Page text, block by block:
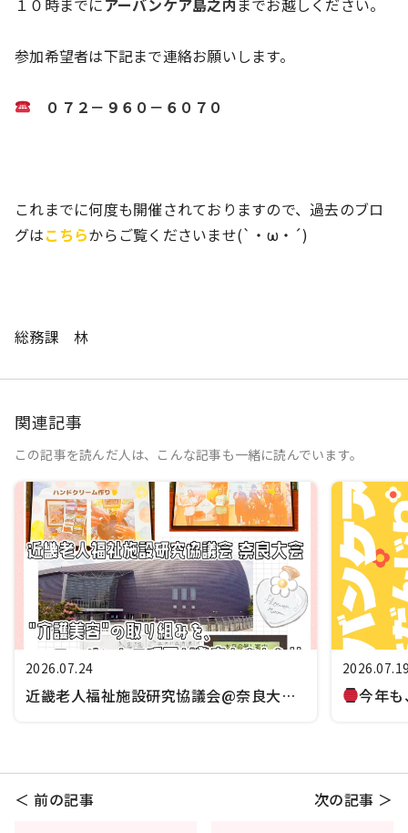
参加希望者は下記まで連絡お願いします。
０７２－９６０－６０７０
これまでに何度も開催されておりますので、過去のブロ
グはこちらからご覧くださいませ(`・ω・´)
総務課 林
関連記事
この記事を読んだ人は、こんな記事も一緒に読んでいます。
2026.07.24
近畿老人福祉施設研究協議会@奈良大会 今年
＜ 前の記事 次の記事 ＞